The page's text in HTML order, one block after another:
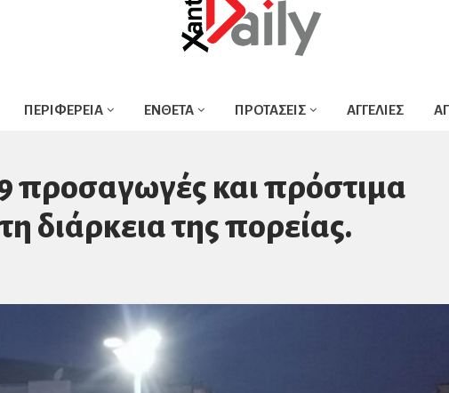
ΠΕΡΙΦΕΡΕΙΑ ΕΝΘΕΤΑ ΠΡΟΤΑΣΕΙΣ ΑΓΓΕΛΙΕΣ
προσαγωγές και πρόστιμα
διάρκεια της πορείας.